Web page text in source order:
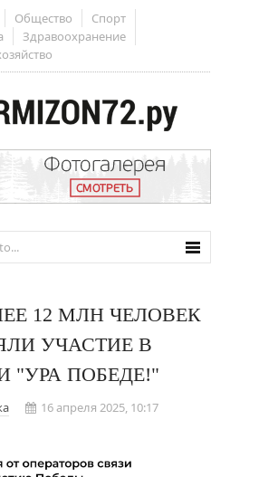
Общество
Спорт
Здравоохранение
12 МЛН ЧЕЛОВЕК
УЧАСТИЕ В
"УРА ПОБЕДЕ!"
16 апреля 2025, 10:17